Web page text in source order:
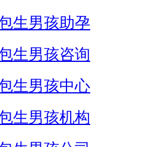
生男孩助孕
生男孩咨询
生男孩中心
生男孩机构